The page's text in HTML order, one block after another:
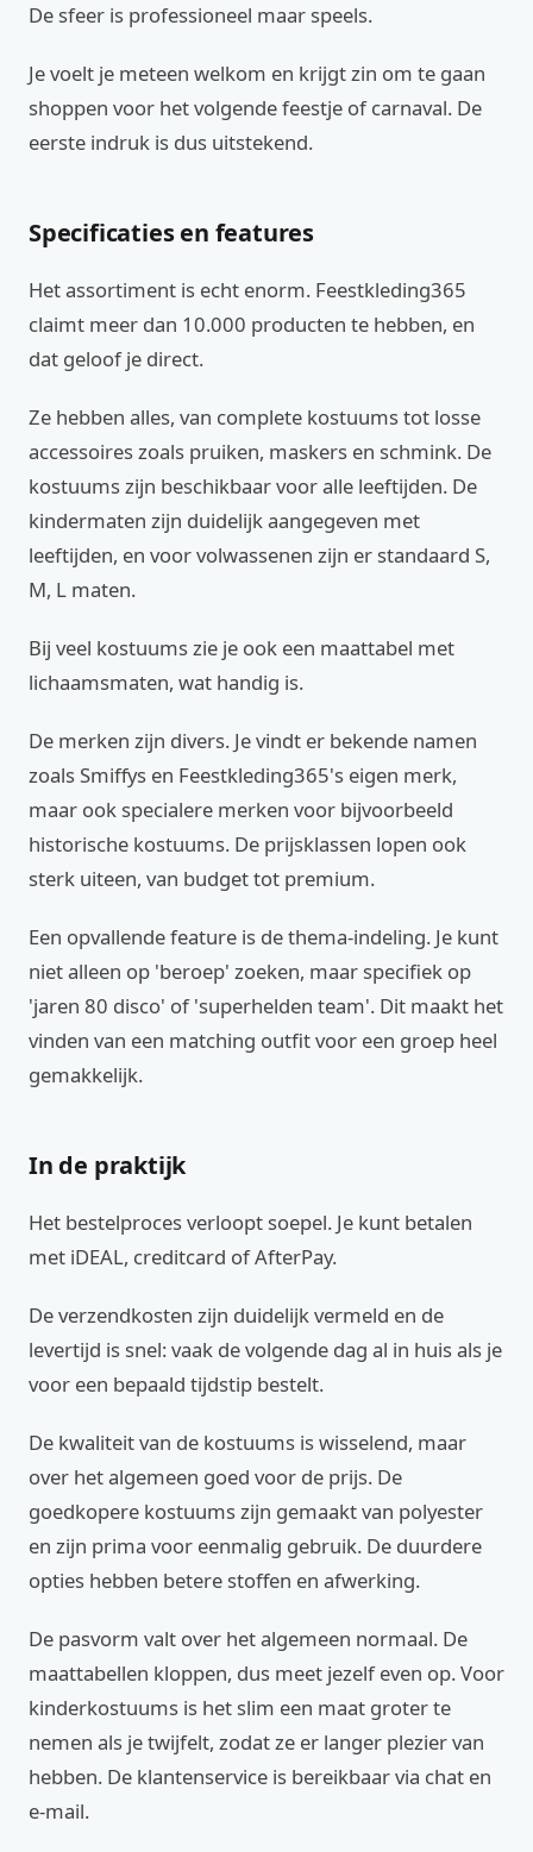
De sfeer is professioneel maar speels.
Je voelt je meteen welkom en krijgt zin om te gaan
shoppen voor het volgende feestje of carnaval. De
eerste indruk is dus uitstekend.
Specificaties en features
Het assortiment is echt enorm. Feestkleding365
claimt meer dan 10.000 producten te hebben, en
dat geloof je direct.
Ze hebben alles, van complete kostuums tot losse
accessoires zoals pruiken, maskers en schmink. De
kostuums zijn beschikbaar voor alle leeftijden. De
kindermaten zijn duidelijk aangegeven met
leeftijden, en voor volwassenen zijn er standaard S,
M, L maten.
Bij veel kostuums zie je ook een maattabel met
lichaamsmaten, wat handig is.
De merken zijn divers. Je vindt er bekende namen
zoals Smiffys en Feestkleding365's eigen merk,
maar ook specialere merken voor bijvoorbeeld
historische kostuums. De prijsklassen lopen ook
sterk uiteen, van budget tot premium.
Een opvallende feature is de thema-indeling. Je kunt
niet alleen op 'beroep' zoeken, maar specifiek op
'jaren 80 disco' of 'superhelden team'. Dit maakt het
vinden van een matching outfit voor een groep heel
gemakkelijk.
In de praktijk
Het bestelproces verloopt soepel. Je kunt betalen
met iDEAL, creditcard of AfterPay.
De verzendkosten zijn duidelijk vermeld en de
levertijd is snel: vaak de volgende dag al in huis als je
voor een bepaald tijdstip bestelt.
De kwaliteit van de kostuums is wisselend, maar
over het algemeen goed voor de prijs. De
goedkopere kostuums zijn gemaakt van polyester
en zijn prima voor eenmalig gebruik. De duurdere
opties hebben betere stoffen en afwerking.
De pasvorm valt over het algemeen normaal. De
maattabellen kloppen, dus meet jezelf even op. Voor
kinderkostuums is het slim een maat groter te
nemen als je twijfelt, zodat ze er langer plezier van
hebben. De klantenservice is bereikbaar via chat en
e-mail.